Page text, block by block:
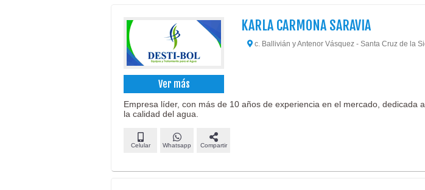
Ver más
KARLA CARMONA SARAVIA
c. Ballivián y Antenor Vásquez - Santa Cruz de la
Empresa líder, con más de 10 años de experiencia en el mercado, dedicada
la calidad del agua.
Celular Whatsapp Compartir